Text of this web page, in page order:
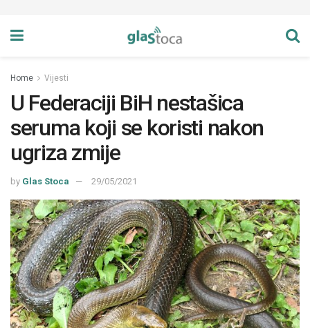
Home Vijesti
U Federaciji BiH nestašica
seruma koji se koristi nakon
ugriza zmije
by Glas Stoca 29/05/2021